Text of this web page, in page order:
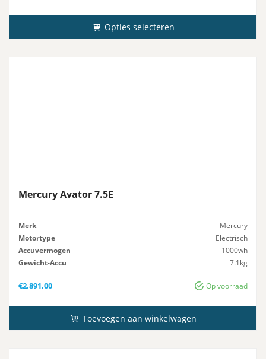
Opties selecteren
Mercury Avator 7.5E
Merk
Mercury
Motortype
Electrisch
Accuvermogen
1000wh
Gewicht-Accu
7.1kg
Op voorraad
€2.891,00
Toevoegen aan winkelwagen